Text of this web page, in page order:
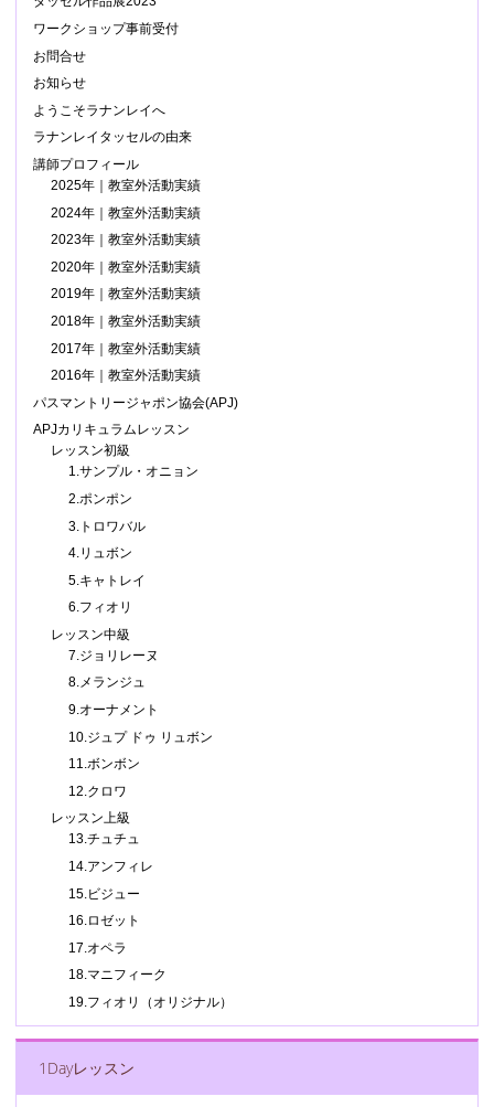
ワークショップ事前受付
お問合せ
お知らせ
ようこそラナンレイへ
ラナンレイタッセルの由来
講師プロフィール
2025年｜教室外活動実績
2024年｜教室外活動実績
2023年｜教室外活動実績
2020年｜教室外活動実績
2019年｜教室外活動実績
2018年｜教室外活動実績
2017年｜教室外活動実績
2016年｜教室外活動実績
パスマントリージャポン協会(APJ)
APJカリキュラムレッスン
レッスン初級
1.サンプル・オニョン
2.ポンポン
3.トロワバル
4.リュボン
5.キャトレイ
6.フィオリ
レッスン中級
7.ジョリレーヌ
8.メランジュ
9.オーナメント
10.ジュプ ドゥ リュボン
11.ボンボン
12.クロワ
レッスン上級
13.チュチュ
14.アンフィレ
15.ビジュー
16.ロゼット
17.オペラ
18.マニフィーク
19.フィオリ（オリジナル）
1Dayレッスン